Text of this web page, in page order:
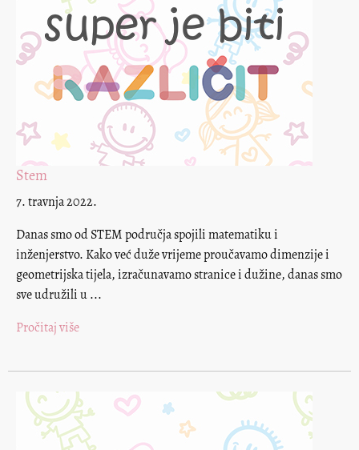
Stem
7. travnja 2022.
Danas smo od STEM područja spojili matematiku i
inženjerstvo. Kako već duže vrijeme proučavamo dimenzije i
geometrijska tijela, izračunavamo stranice i dužine, danas smo
sve udružili u ...
Pročitaj više